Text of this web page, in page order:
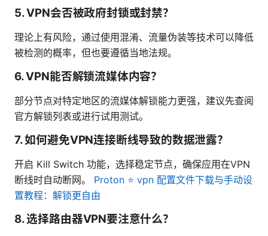
5. VPN会否被政府封锁或封禁？
理论上有风险，通过使用混淆、流量伪装等技术可以降低
被检测的概率，但也要遵循当地法规。
6. VPN能否解锁流媒体内容？
部分节点对特定地区的流媒体解锁能力更强，建议先查阅
官方解锁列表或进行试用测试。
7. 如何避免VPN连接断线导致的数据泄露？
开启 Kill Switch 功能，选择稳定节点，确保应用在VPN
断线时自动断网。 Proton ⭐ vpn 配置文件下载与手动设
置教程：解锁更自由
8. 选择路由器VPN要注意什么？